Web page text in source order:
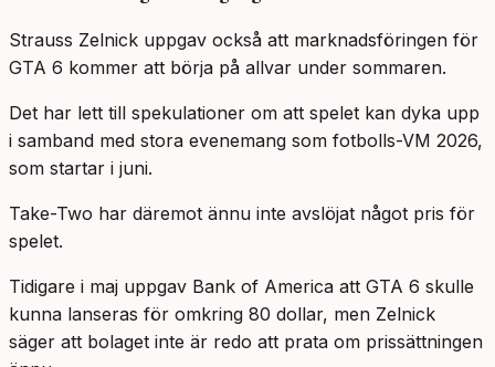
Strauss Zelnick uppgav också att marknadsföringen för
GTA 6 kommer att börja på allvar under sommaren.
Det har lett till spekulationer om att spelet kan dyka upp
i samband med stora evenemang som fotbolls-VM 2026,
som startar i juni.
Take-Two har däremot ännu inte avslöjat något pris för
spelet.
Tidigare i maj uppgav Bank of America att GTA 6 skulle
kunna lanseras för omkring 80 dollar, men Zelnick
säger att bolaget inte är redo att prata om prissättningen